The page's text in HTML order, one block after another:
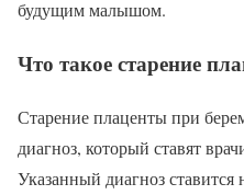
будущим малышом.
Что такое старение
Старение плаценты при
диагноз, который ставят
Указанный диагноз